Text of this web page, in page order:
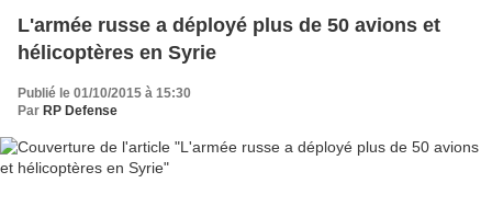
L'armée russe a déployé plus de 50 avions et
hélicoptères en Syrie
Publié le 01/10/2015 à 15:30
Par RP Defense